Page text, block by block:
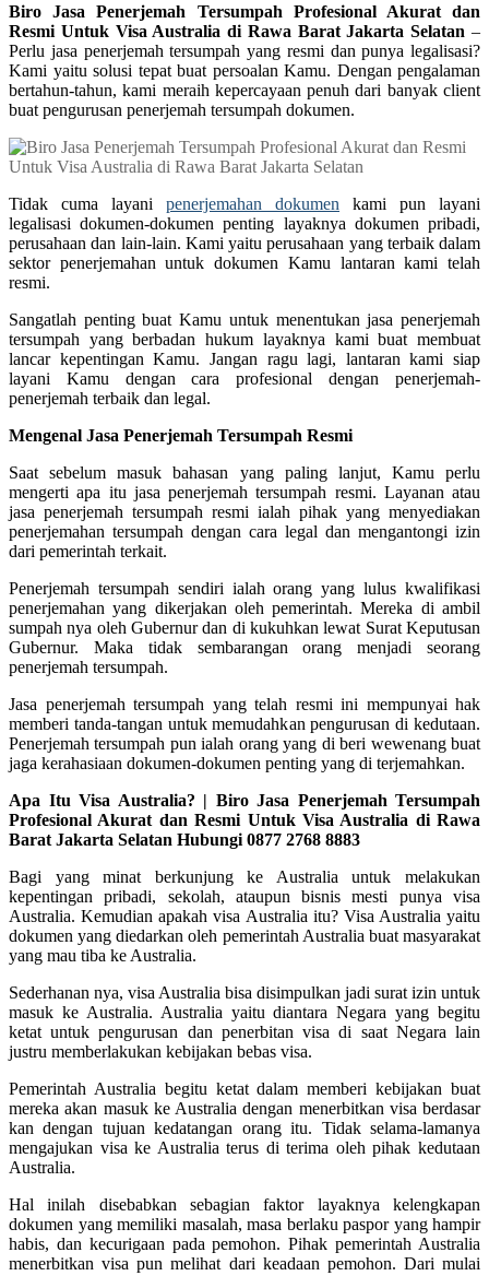
Biro Jasa Penerjemah Tersumpah Profesional Akurat dan
Resmi Untuk Visa Australia di Rawa Barat Jakarta Selatan –
Perlu jasa penerjemah tersumpah yang resmi dan punya legalisasi?
Kami yaitu solusi tepat buat persoalan Kamu. Dengan pengalaman
bertahun-tahun, kami meraih kepercayaan penuh dari banyak client
buat pengurusan penerjemah tersumpah dokumen.
Tidak cuma layani penerjemahan dokumen kami pun layani
legalisasi dokumen-dokumen penting layaknya dokumen pribadi,
perusahaan dan lain-lain. Kami yaitu perusahaan yang terbaik dalam
sektor penerjemahan untuk dokumen Kamu lantaran kami telah
resmi.
Sangatlah penting buat Kamu untuk menentukan jasa penerjemah
tersumpah yang berbadan hukum layaknya kami buat membuat
lancar kepentingan Kamu. Jangan ragu lagi, lantaran kami siap
layani Kamu dengan cara profesional dengan penerjemah-
penerjemah terbaik dan legal.
Mengenal Jasa Penerjemah Tersumpah Resmi
Saat sebelum masuk bahasan yang paling lanjut, Kamu perlu
mengerti apa itu jasa penerjemah tersumpah resmi. Layanan atau
jasa penerjemah tersumpah resmi ialah pihak yang menyediakan
penerjemahan tersumpah dengan cara legal dan mengantongi izin
dari pemerintah terkait.
Penerjemah tersumpah sendiri ialah orang yang lulus kwalifikasi
penerjemahan yang dikerjakan oleh pemerintah. Mereka di ambil
sumpah nya oleh Gubernur dan di kukuhkan lewat Surat Keputusan
Gubernur. Maka tidak sembarangan orang menjadi seorang
penerjemah tersumpah.
Jasa penerjemah tersumpah yang telah resmi ini mempunyai hak
memberi tanda-tangan untuk memudahkan pengurusan di kedutaan.
Penerjemah tersumpah pun ialah orang yang di beri wewenang buat
jaga kerahasiaan dokumen-dokumen penting yang di terjemahkan.
Apa Itu Visa Australia? | Biro Jasa Penerjemah Tersumpah
Profesional Akurat dan Resmi Untuk Visa Australia di Rawa
Barat Jakarta Selatan Hubungi 0877 2768 8883
Bagi yang minat berkunjung ke Australia untuk melakukan
kepentingan pribadi, sekolah, ataupun bisnis mesti punya visa
Australia. Kemudian apakah visa Australia itu? Visa Australia yaitu
dokumen yang diedarkan oleh pemerintah Australia buat masyarakat
yang mau tiba ke Australia.
Sederhanan nya, visa Australia bisa disimpulkan jadi surat izin untuk
masuk ke Australia. Australia yaitu diantara Negara yang begitu
ketat untuk pengurusan dan penerbitan visa di saat Negara lain
justru memberlakukan kebijakan bebas visa.
Pemerintah Australia begitu ketat dalam memberi kebijakan buat
mereka akan masuk ke Australia dengan menerbitkan visa berdasar
kan dengan tujuan kedatangan orang itu. Tidak selama-lamanya
mengajukan visa ke Australia terus di terima oleh pihak kedutaan
Australia.
Hal inilah disebabkan sebagian faktor layaknya kelengkapan
dokumen yang memiliki masalah, masa berlaku paspor yang hampir
habis, dan kecurigaan pada pemohon. Pihak pemerintah Australia
menerbitkan visa pun melihat dari keadaan pemohon. Dari mulai